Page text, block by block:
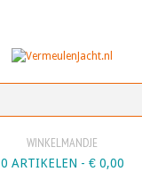
WINKELMANDJE
0 ARTIKELEN - €0,00